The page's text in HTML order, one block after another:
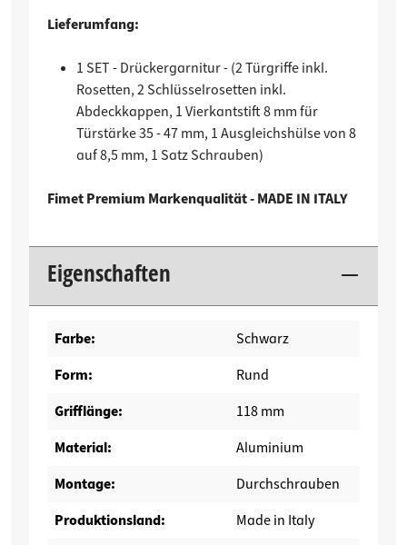
Lieferumfang:
1 SET - Drückergarnitur - (2 Türgriffe inkl.
Rosetten, 2 Schlüsselrosetten inkl.
Abdeckkappen, 1 Vierkantstift 8 mm für
Türstärke 35 - 47 mm, 1 Ausgleichshülse von 8
auf 8,5 mm, 1 Satz Schrauben)
Fimet Premium Markenqualität - MADE IN ITALY
Eigenschaften
Farbe:
Schwarz
Form:
Rund
Grifflänge:
118 mm
Material:
Aluminium
Montage:
Durchschrauben
Produktionsland:
Made in Italy